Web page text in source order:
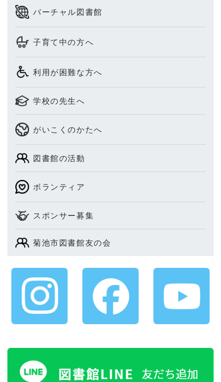
バーチャル図書館
子育て中の方へ
利用が困難な方へ
学校の先生へ
がいこくのかたへ
図書館の活動
ボランティア
スポンサー募集
菊池市図書館友の会